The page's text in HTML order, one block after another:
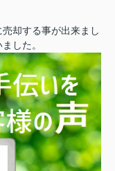
却する事が出来まし
した。